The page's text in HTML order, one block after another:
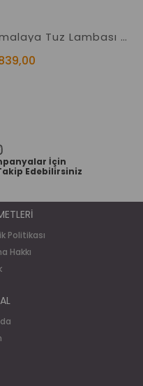
Himalaya Tuz Lambası 2-3 Kg. Doğal Kaya Tuzu Lambası
İçin
Edebilirsiniz
Politikası
Hakkı